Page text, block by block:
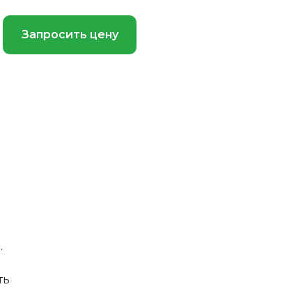
Запросить цену